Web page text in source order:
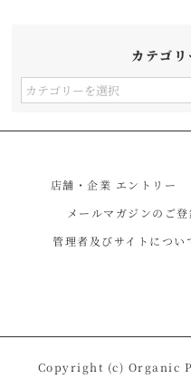
カテゴ
カ
店舗・企業 エントリー
メールマガジンのご登
管理者及びサイトについ
Copyright (c) Organic